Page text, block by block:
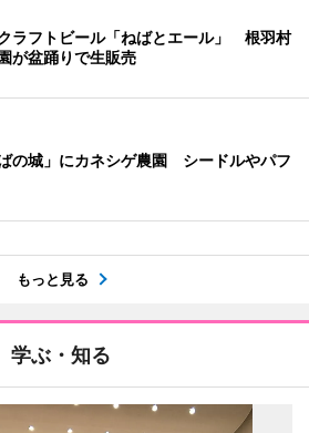
ラフトビール「ねばとエール」 根羽村
が盆踊りで生販売
の城」にカネシゲ農園 シードルやパフ
もっと見る
学ぶ・知る